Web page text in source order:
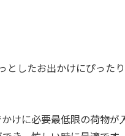
したお出かけにぴった
けに必要最低限の荷物が